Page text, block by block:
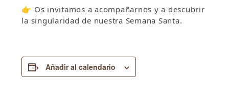
👉 Os invitamos a acompañarnos y a descubrir
la singularidad de nuestra Semana Santa.
Añadir al calendario